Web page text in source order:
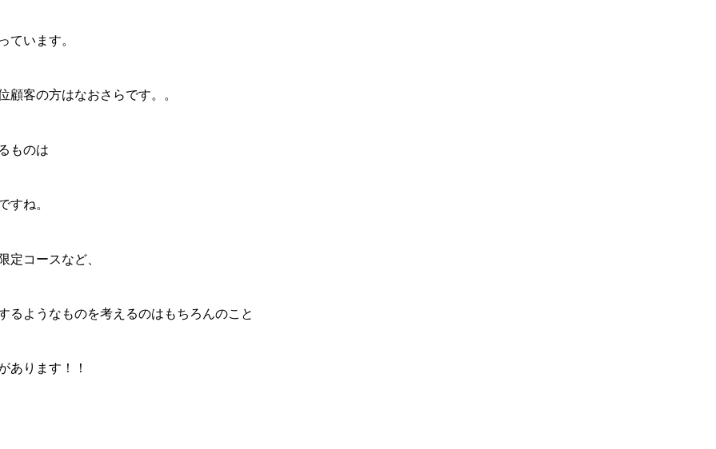
ています。
顧客の方はなおさらです。。
ものは
すね。
定コースなど、
るようなものを考えるのはもちろんのこと
あります！！